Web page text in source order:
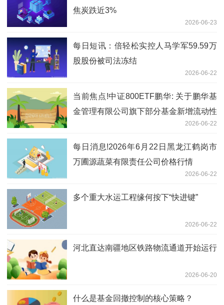
焦炭跌近3%
2026-06-23
每日短讯：倍轻松实控人马学军59.59万
股股份被司法冻结
2026-06-22
当前焦点!中证800ETF鹏华: 关于鹏华基
金管理有限公司旗下部分基金新增流动性
2026-06-22
每日消息!2026年6月22日黑龙江鹤岗市
万圃源蔬菜有限责任公司价格行情
2026-06-22
多个重大水运工程缘何按下“快进键”
2026-06-22
河北直达南疆地区铁路物流通道开始运行
2026-06-20
什么是基金回撤控制的核心策略？